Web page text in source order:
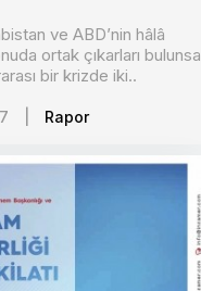
ve ABD’nin hâlâ
ortak çıkarları bulunsa
bir krizde iki..
Rapor